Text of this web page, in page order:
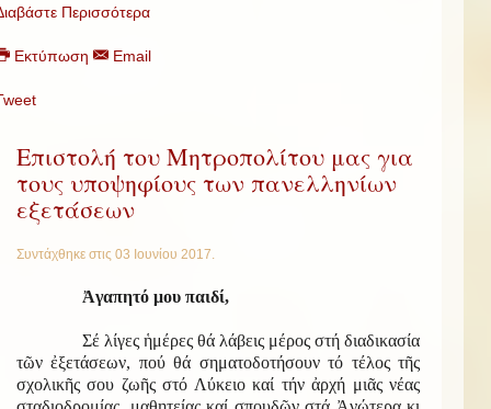
Περισσότερα
Εκτύπωση Email
Επιστολή του Μητροπολίτου μας για
τους υποψηφίους των πανελληνίων
εξετάσεων
Συντάχθηκε στις 03 Ιουνίου 2017.
Ἀγαπητό μου παιδί,
Σέ λίγες ἡμέρες θά λάβεις μέρος στή διαδικασία
τῶν ἐξετάσεων, πού θά σηματοδοτήσουν τό τέλος τῆς
σχολικῆς σου ζωῆς στό Λύκειο καί τήν ἀρχή μιᾶς νέας